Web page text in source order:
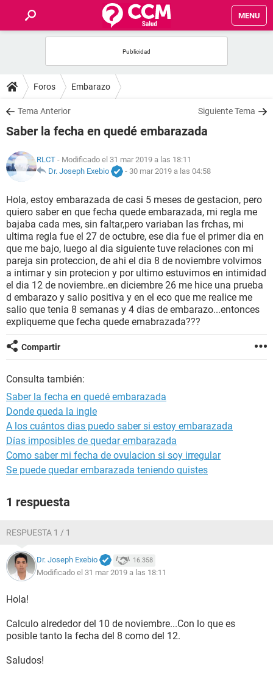
MENU
FOROS
SALUD
NUTRICIÓN
BIENESTAR
SEXUALIDAD
GLOSARIO
Foros Embarazo
Tema Anterior Siguiente Tema
Saber la fecha en quedé embarazada
RLCT - Modificado el 31 mar 2019 a las 18:11
Dr. Joseph Exebio
- 30 mar 2019 a las 04:58
Hola, estoy embarazada de casi 5 meses de gestacion, pero
quiero saber en que fecha quede embarazada, mi regla me
bajaba cada mes, sin faltar,pero variaban las frchas, mi
ultima regla fue el 27 de octubre, ese dia fue el primer dia en
que me bajo, luego al dia siguiente tuve relaciones con mi
pareja sin proteccion, de ahi el dia 8 de noviembre volvimos
a intimar y sin protecion y por ultimo estuvimos en intimidad
el dia 12 de noviembre..en diciembre 26 me hice una prueba
d embarazo y salio positiva y en el eco que me realice me
salio que tenia 8 semanas y 4 dias de embarazo...entonces
expliqueme que fecha quede emabrazada???
Compartir
Consulta también:
Saber la fecha en quedé embarazada
Donde queda la ingle
A los cuántos dias puedo saber si estoy embarazada
Días imposibles de quedar embarazada
Como saber mi fecha de ovulacion si soy irregular
Se puede quedar embarazada teniendo quistes
1 respuesta
RESPUESTA 1 / 1
Dr. Joseph Exebio 16.358
Modificado el 31 mar 2019 a las 18:11
Hola!
Calculo alrededor del 10 de noviembre...Con lo que es
posible tanto la fecha del 8 como del 12.
Saludos!